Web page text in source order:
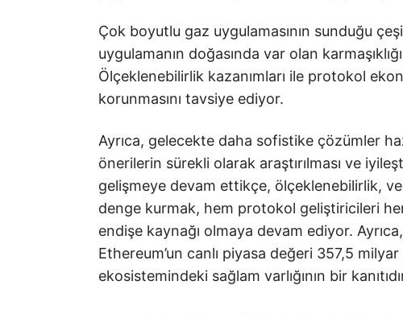
Çok boyutlu gaz uygulamasının sunduğu
uygulamanın doğasında var olan
Ölçeklenebilirlik kazanımları ile protokol
korunmasını tavsiye ediyor.
Ayrıca, gelecekte daha sofistike çözümler
önerilerin sürekli olarak araştırılması ve
gelişmeye devam ettikçe, ölçeklenebilirlik,
denge kurmak, hem protokol geliştiricileri
endişe kaynağı olmaya devam ediyor.
Ethereum’un canlı piyasa değeri 357,5
ekosistemindeki sağlam varlığının bir